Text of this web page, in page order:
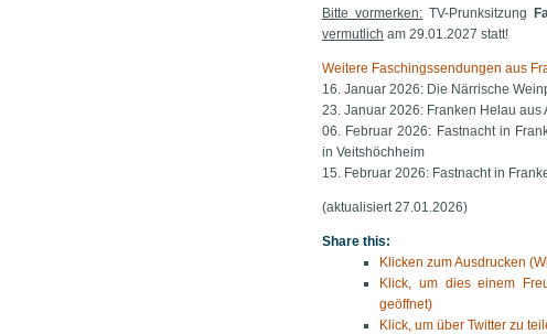
Bitte vormerken: TV-Prunksitzung
vermutlich am 29.01.2027 statt!
Weitere Faschingssendungen aus
16. Januar 2026: Die Närrische
23. Januar 2026: Franken Helau aus
06. Februar 2026: Fastnacht in
in Veitshöchheim
15. Februar 2026: Fastnacht in
(aktualisiert 27.01.2026)
Share this:
Klicken zum Ausdrucken
Klick, um dies einem
geöffnet)
Klick, um über Twitter zu